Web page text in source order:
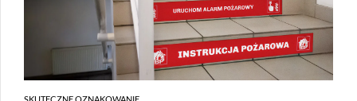
SKUTECZNE OZNAKOWANIE